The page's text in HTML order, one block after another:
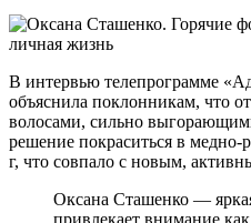
В интервью телепрограмме
объяснила поклонникам, что
волосами, сильно
решение покраситься в
г, что совпало с новым,
Оксана Сташенко —